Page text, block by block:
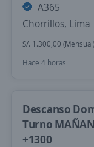
A365
Chorrillos, Lima
S/. 1.300,00 (Mensual)
Hace 4 horas
Descanso
Turno
+1300